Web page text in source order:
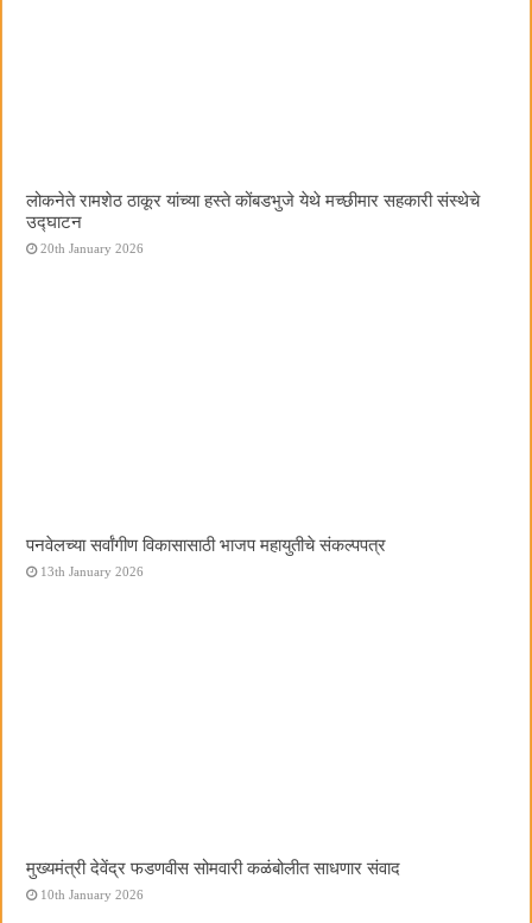
लोकनेते रामशेठ ठाकूर यांच्या हस्ते कोंबडभुजे येथे मच्छीमार सहकारी संस्थेचे
उद्घाटन
20th January 2026
पनवेलच्या सर्वांगीण विकासासाठी भाजप महायुतीचे संकल्पपत्र
13th January 2026
मुख्यमंत्री देवेंद्र फडणवीस सोमवारी कळंबोलीत साधणार संवाद
10th January 2026